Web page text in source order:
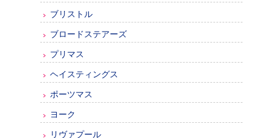
ブリストル
ブロードステアーズ
プリマス
ヘイスティングス
ポーツマス
ヨーク
リヴァプール